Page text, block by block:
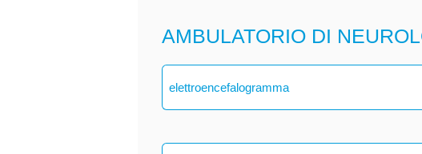
AMBULATORIO DI
elettroencefalogramma